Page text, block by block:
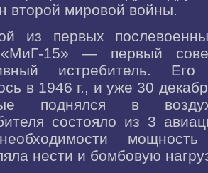
второй мировой войны.
из первых
15» — первый
истребитель. Его
в 1946 г., и уже 30
поднялся в
состояло из 3
мощность
нести и бомбовую